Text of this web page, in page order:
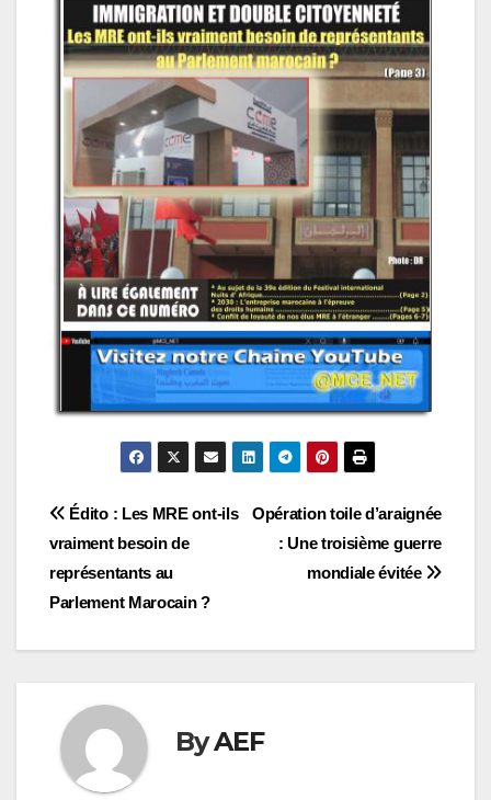
Navigation
de
l’article
Opération toile d’araignée
: Une troisième guerre
mondiale évitée
Édito : Les MRE ont-ils
vraiment besoin de
représentants au
Parlement Marocain ?
ByAEF